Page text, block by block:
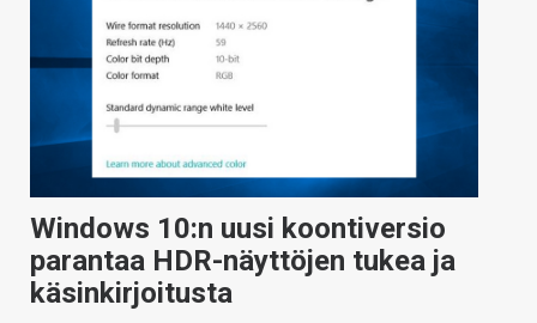
Windows 10:n uusi koontiversio
parantaa HDR-näyttöjen tukea ja
käsinkirjoitusta